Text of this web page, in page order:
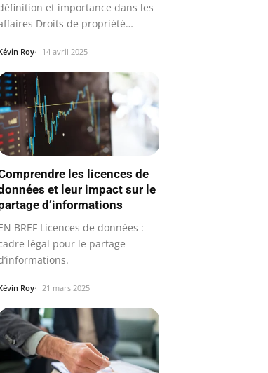
et importance dans les
Droits de propriété…
Roy 14 avril 2025
les licences de
et leur impact sur le
d’informations
BREF Licences de données :
légal pour le partage
Roy 21 mars 2025